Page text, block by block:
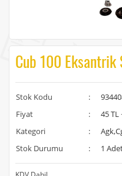
Cub 100 Eksantrik
Stok Kodu :
Fiyat
:
45 TL
Kategori
:
Stok Durumu
: 1